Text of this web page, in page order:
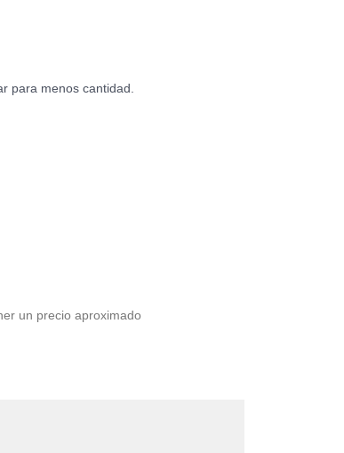
para menos cantidad.
un precio aproximado